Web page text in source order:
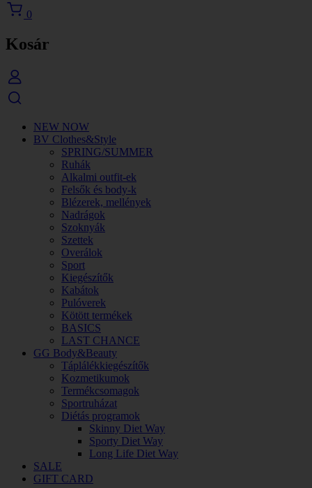
0
Kosár
NEW NOW
BV Clothes&Style
SPRING/SUMMER
Ruhák
Alkalmi outfit-ek
Felsők és body-k
Blézerek, mellények
Nadrágok
Szoknyák
Szettek
Overálok
Sport
Kiegészítők
Kabátok
Pulóverek
Kötött termékek
BASICS
LAST CHANCE
GG Body&Beauty
Táplálékkiegészítők
Kozmetikumok
Termékcsomagok
Sportruházat
Diétás programok
Skinny Diet Way
Sporty Diet Way
Long Life Diet Way
SALE
GIFT CARD